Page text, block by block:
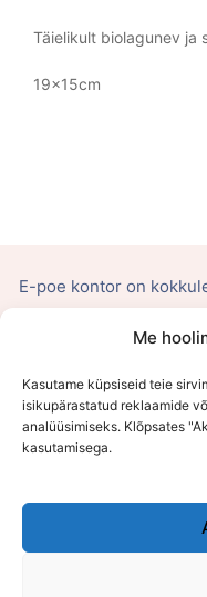
Me
Kasutame küpsiseid teie
isikupärastatud reklaamide
analüüsimiseks. Klõpsates
kasutamisega.
Täielikult biolagunev ja
19x15cm
E-poe kontor on
Viljandi mnt 75,